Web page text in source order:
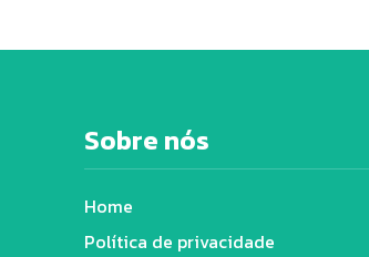
Sobre nós
Home
Política de privacidade